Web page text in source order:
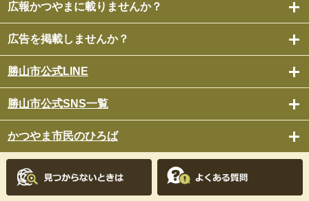
広報かつやまに載りませんか？
広告を掲載しませんか？
勝山市公式LINE
勝山市公式SNS一覧
かつやま市民のひろば